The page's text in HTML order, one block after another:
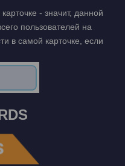
- значит, данной
пользователей на
в самой карточке, если